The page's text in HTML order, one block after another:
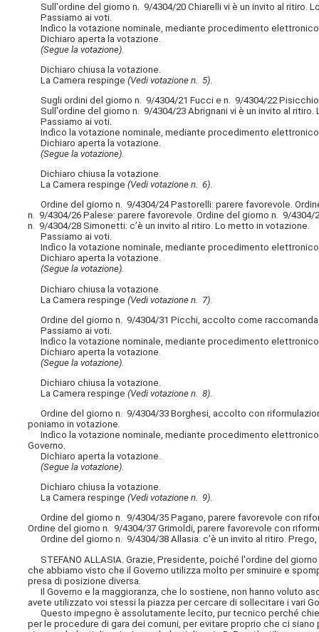
Sull'ordine del giorno n. 9/4304/20 Chiarelli vi è un invito al ritiro.
Passiamo ai voti.
Indìco la votazione nominale, mediante procedimento
Dichiaro aperta la votazione.
(Segue la votazione)
Dichiaro chiusa la votazione.
La Camera respinge(Vedi votazione n. 5)
Sugli ordini del giorno n. 9/4304/21 Fucci e n. 9/4304/22
Sull'ordine del giorno n. 9/4304/23 Abrignani vi è un invito al ritiro.
Passiamo ai voti.
Indìco la votazione nominale, mediante procedimento
Dichiaro aperta la votazione.
(Segue la votazione).
Dichiaro chiusa la votazione.
La Camera respinge(Vedi votazione n. 6).
Ordine del giorno n. 9/4304/24 Pastorelli: parere favorevole.
n. 9/4304/26 Palese: parere favorevole. Ordine del giorno n. 9/
n. 9/4304/28 Simonetti: c’è un invito al ritiro. Lo metto in votazione.
Passiamo ai voti.
Indìco la votazione nominale, mediante procedimento
Dichiaro aperta la votazione.
(Segue la votazione).
Dichiaro chiusa la votazione.
La Camera respinge(Vedi votazione n. 7)
Ordine del giorno n. 9/4304/31 Picchi, accolto come
Passiamo ai voti.
Indìco la votazione nominale, mediante procedimento
Dichiaro aperta la votazione.
(Segue la votazione).
Dichiaro chiusa la votazione.
La Camera respinge(Vedi votazione n. 8)
Ordine del giorno n. 9/4304/33 Borghesi, accolto con
poniamo in votazione.
Indìco la votazione nominale, mediante procedimento
Governo.
Dichiaro aperta la votazione.
(Segue la votazione).
Dichiaro chiusa la votazione.
La Camera respinge(Vedi votazione n. 9).
Ordine del giorno n. 9/4304/35 Pagano, parere favorevole con
Ordine del giorno n. 9/4304/37 Grimoldi, parere favorevole con
Ordine del giorno n. 9/4304/38 Allasia: c’è un invito al ritiro.
STEFANO ALLASIA. Grazie, Presidente, poiché l'ordine del
che abbiamo visto che il Governo utilizza molto per sminuire e
presa di posizione diversa.
Il Governo e la maggioranza, che lo sostiene, non hanno voluto
avete utilizzato voi stessi la piazza per cercare di sollecitare i vari
Questo impegno è assolutamente lecito, pur tecnico perché
per le procedure di gara dei comuni, per evitare proprio che ci